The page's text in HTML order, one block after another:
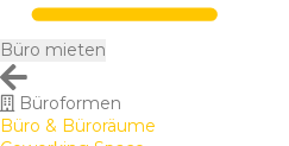
Büro mieten
Büroformen
Büro & Büroräume